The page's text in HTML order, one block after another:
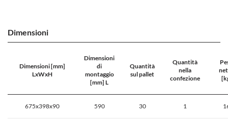
Dimensioni
Dimensioni [mm]
LxWxH
Dimensioni
di
montaggio
[mm] L
Quantità
sul pallet
Quantità
nella
confezione
675x398x90 590 30 1